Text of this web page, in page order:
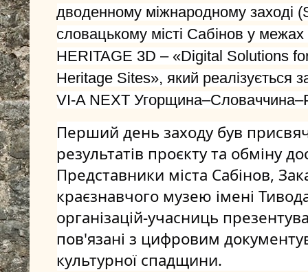
дводенному міжнародному заході
словацькому місті Сабінов у
HERITAGE 3D – «Digital Solutions
Heritage Sites», який реалізується
VI-A NEXT
Перший день заходу був
результатів проєкту та обміну
Представники міста Сабінов,
краєзнавчого музею імені
організацій-учасниць
пов'язані з цифровим
культурної спадщини.